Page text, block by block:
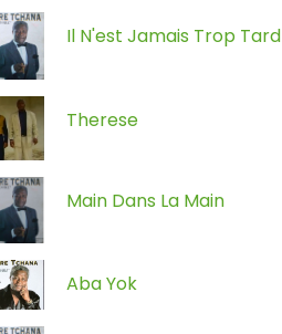
Il N'est Jamais Trop Tard
Therese
Main Dans La Main
Aba Yok